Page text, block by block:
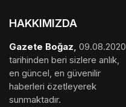
HAKKIMIZDA
Gazete Boğaz, 09.08.2020
tarihinden beri sizlere anlık,
en güncel, en güvenilir
haberleri özetleyerek
sunmaktadır.